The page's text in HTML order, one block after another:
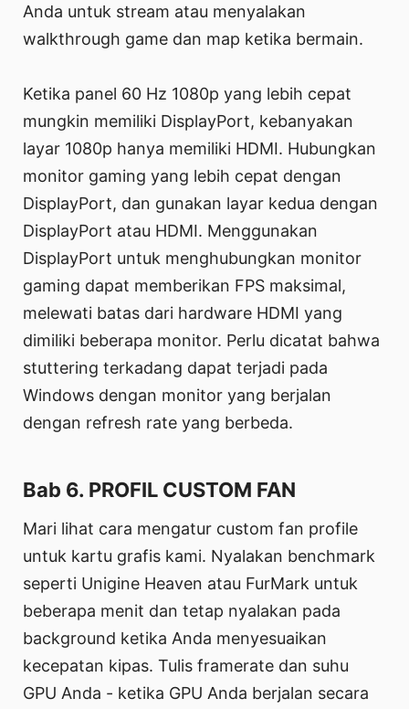
Anda untuk stream atau menyalakan
walkthrough game dan map ketika bermain.
Ketika panel 60 Hz 1080p yang lebih cepat
mungkin memiliki DisplayPort, kebanyakan
layar 1080p hanya memiliki HDMI. Hubungkan
monitor gaming yang lebih cepat dengan
DisplayPort, dan gunakan layar kedua dengan
DisplayPort atau HDMI. Menggunakan
DisplayPort untuk menghubungkan monitor
gaming dapat memberikan FPS maksimal,
melewati batas dari hardware HDMI yang
dimiliki beberapa monitor. Perlu dicatat bahwa
stuttering terkadang dapat terjadi pada
Windows dengan monitor yang berjalan
dengan refresh rate yang berbeda.
Bab 6. PROFIL CUSTOM FAN
Mari lihat cara mengatur custom fan profile
untuk kartu grafis kami. Nyalakan benchmark
seperti Unigine Heaven atau FurMark untuk
beberapa menit dan tetap nyalakan pada
background ketika Anda menyesuaikan
kecepatan kipas. Tulis framerate dan suhu
GPU Anda - ketika GPU Anda berjalan secara